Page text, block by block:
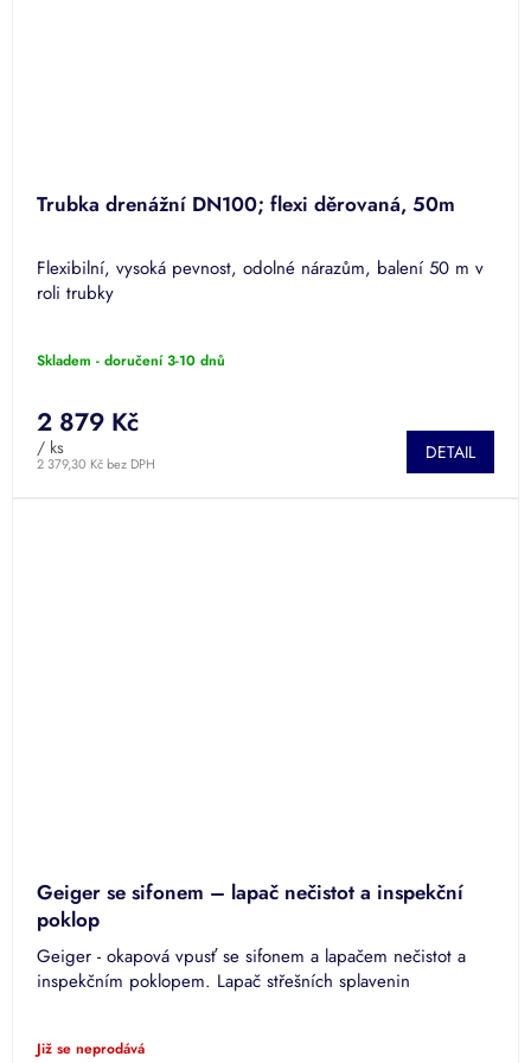
Trubka drenážní DN100; flexi děrovaná, 50m
Flexibilní, vysoká pevnost, odolné nárazům, balení 50 m v
roli trubky
Skladem - doručení 3-10 dnů
2 379,30 Kč bez DPH
2 879 Kč
/ ks DETAIL
Geiger se sifonem – lapač nečistot a inspekční
poklop
Geiger - okapová vpusť se sifonem a lapačem nečistot a
inspekčním poklopem. Lapač střešních splavenin
Již se neprodává